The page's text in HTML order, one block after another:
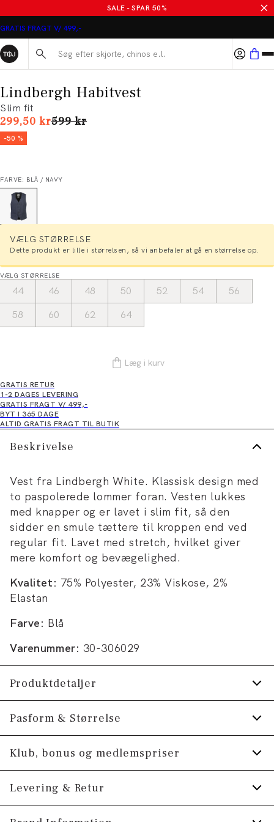
SALE - SPAR 50%
GRATIS FRAGT V/ 499,-
Søg her...
Lindbergh Habitvest
Slim fit
299,50 krI alt (uden rabat)
599 kr
-50 %
FARVE: BLÅ / NAVY
VÆLG STØRRELSE
Dette produkt er lille i størrelsen, så vi anbefaler at gå en størrelse op.
VÆLG STØRRELSE
44 46 48 50 52 54
56
58
60 62 64
Læg i kurv
GRATIS RETUR
1-2 DAGES LEVERING
GRATIS FRAGT V/ 499,-
BYT I 365 DAGE
ALTID GRATIS FRAGT TIL BUTIK
Beskrivelse
Vest fra Lindbergh White. Klassisk design med
to paspolerede lommer foran. Vesten lukkes
med knapper og er lavet i slim fit, så den
sidder en smule tættere til kroppen end ved
regular fit. Lavet med stretch, hvilket giver
mere komfort og bevægelighed.
Kvalitet: 75% Polyester, 23% Viskose, 2%
Elastan
Farve: Blå
Varenummer: 30-306029
Produktdetaljer
Med stretch for ekstra komfort.
Vesten lukkes med fem knapper foran.
Der er to paspolerede lommer foran.
Pasform & Størrelse
Fit:Slim fit
gå en størrelse op., Tætsiddende pasform, der
fremhæver kroppen
Klub, bonus og medlemspriser
Tilmeld dig Klub Tøjeksperten helt gratis.
Spar 10% på din første ordre *
Levering & Retur